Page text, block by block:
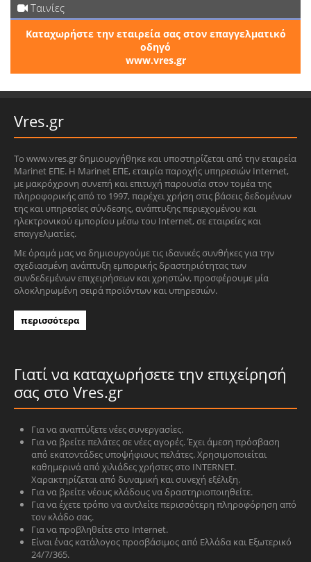
Ταινίες
Καταχωρήστε την εταιρεία σας στον επαγγελματικό
οδηγό
www.vres.gr
Vres.gr
Το www.vres.gr δημιουργήθηκε και υποστηρίζεται από την εταιρεία
Marinet ΕΠΕ. Η Marinet ΕΠΕ, εταιρία παροχής υπηρεσιών Internet,
με μακρόχρονη συνεπή και επιτυχή παρουσία στον τομέα της
πληροφορικής από το 1997, παρέχει χρήση στις βάσεις δεδομένων
της και υπηρεσίες σύνδεσης, ανάπτυξης περιεχομένου και
ηλεκτρονικού εμπορίου μέσω του Internet, σε εταιρείες και
επαγγελματίες.
Με όραμά μας να δημιουργούμε τις ιδανικές συνθήκες για την
σχεδιασμένη ανάπτυξη εμπορικής δραστηριότητας των
συνδεδεμένων επιχειρήσεων και χρηστών, προσφέρουμε μία
ολοκληρωμένη σειρά προϊόντων και υπηρεσιών.
περισσότερα
Γιατί να καταχωρήσετε την επιχείρησή
σας στο Vres.gr
Για να αναπτύξετε νέες συνεργασίες.
Για να βρείτε πελάτες σε νέες αγορές. Έχει άμεση πρόσβαση
από εκατοντάδες υποψήφιους πελάτες. Χρησιμοποιείται
καθημερινά από χιλιάδες χρήστες στο INTERNET.
Χαρακτηρίζεται από δυναμική και συνεχή εξέλιξη.
Για να βρείτε νέους κλάδους να δραστηριοποιηθείτε.
Για να έχετε τρόπο να αντλείτε περισσότερη πληροφόρηση από
τον κλάδο σας.
Για να προβληθείτε στο Internet.
Είναι ένας κατάλογος προσβάσιμος από Ελλάδα και Εξωτερικό
24/7/365.